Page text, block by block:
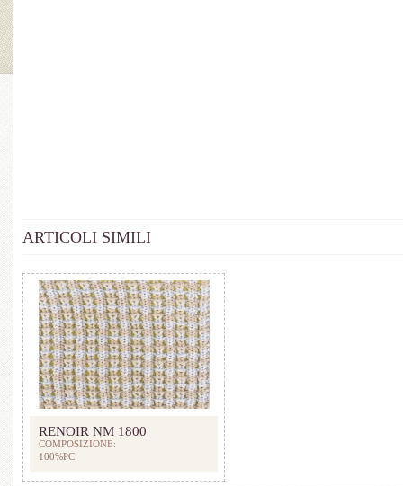
ARTICOLI SIMILI
RENOIR NM 1800
COMPOSIZIONE:
100%PC